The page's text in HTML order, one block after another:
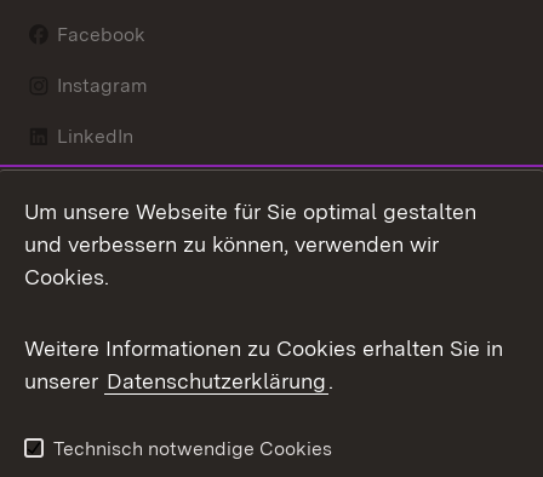
Facebook
Instagram
LinkedIn
X / Twitter
Youtube
Kontakt
Datenschutz
Barrierefreiheit
Um unsere Webseite für Sie optimal gestalten
und verbessern zu können, verwenden wir
Cookies.
Weitere Informationen zu Cookies erhalten Sie in
unserer Datenschutzerklärung.
Technisch notwendige Cookies